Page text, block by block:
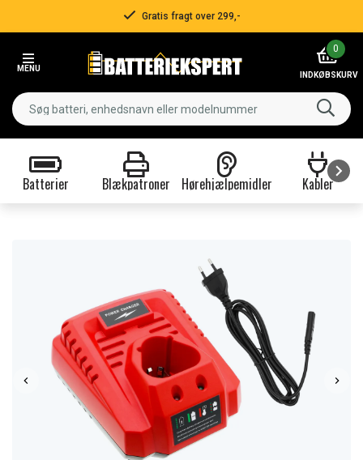
Gratis fragt over 299,-
MENU
0
INDKØBSKURV
Batterier Blækpatroner Hørehjælpemidler Kabler